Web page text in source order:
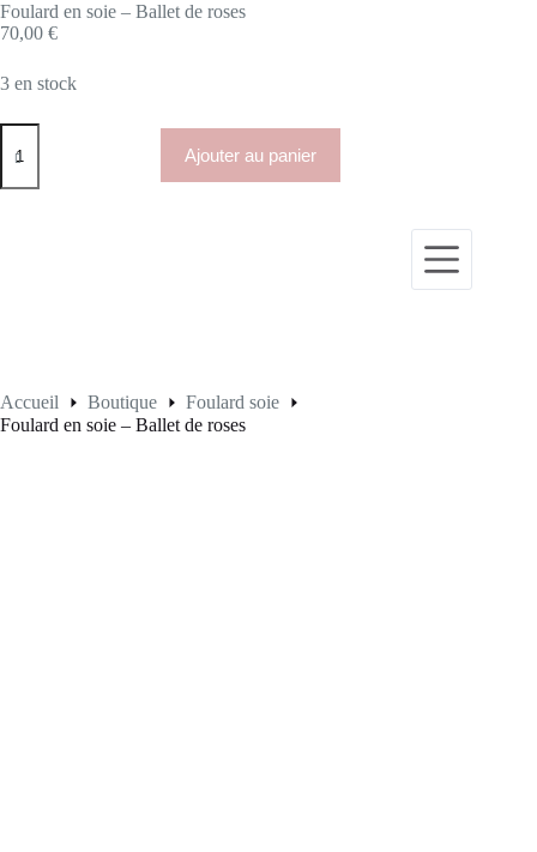
Foulard en soie – Ballet de roses
70,00 €
3 en stock
Ajouter au panier
Accueil Boutique
Foulard soie
Foulard en soie – Ballet de roses